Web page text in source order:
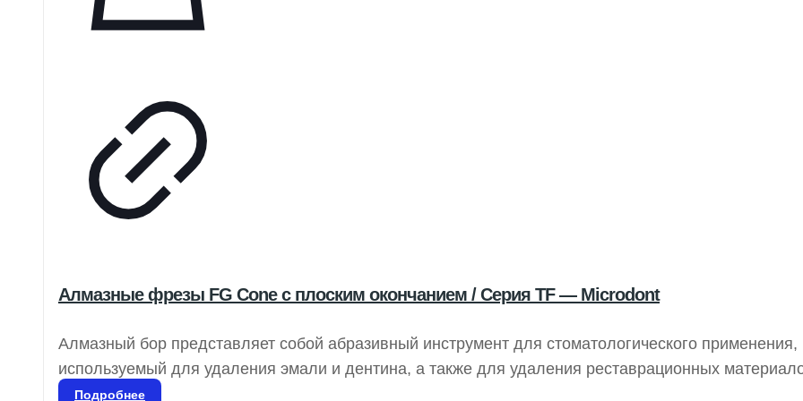
Алмазные фрезы FG Cone с плоским окончанием / Серия TF — Microdont
Алмазный бор представляет собой абразивный инструмент для стоматологического применения,
используемый для удаления эмали и дентина, а также для удаления реставрационных
коррекции частей протезов, таких как композиты, фарфор или металл. Он доступен в различных
Подробнее